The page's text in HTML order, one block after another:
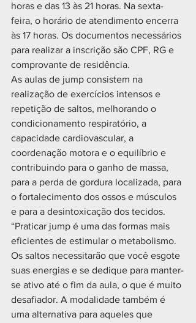
horas e das 13 às 21 horas. Na sexta-
feira, o horário de atendimento encerra
às 17 horas. Os documentos necessários
para realizar a inscrição são CPF, RG e
comprovante de residência.
As aulas de jump consistem na
realização de exercícios intensos e
repetição de saltos, melhorando o
condicionamento respiratório, a
capacidade cardiovascular, a
coordenação motora e o equilíbrio e
contribuindo para o ganho de massa,
para a perda de gordura localizada, para
o fortalecimento dos ossos e músculos
e para a desintoxicação dos tecidos.
“Praticar jump é uma das formas mais
eficientes de estimular o metabolismo.
Os saltos necessitarão que você esgote
suas energias e se dedique para manter-
se ativo até o fim da aula, o que é muito
desafiador. A modalidade também é
uma alternativa para aqueles que